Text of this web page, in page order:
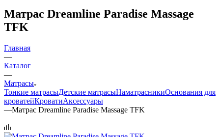
Матрас Dreamline Paradise Massage
TFK
Главная
—
Каталог
—
Матрасы
Тонкие матрасыДетские матрасыНаматрасникиОснования для
кроватейКроватиАксессуары
—Матрас Dreamline Paradise Massage TFK